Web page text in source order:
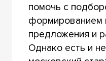
помочь с
формированием
предложения и
Однако есть и